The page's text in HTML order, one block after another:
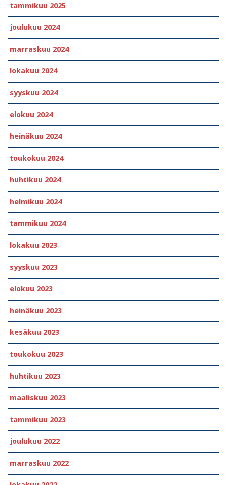
tammikuu 2025
joulukuu 2024
marraskuu 2024
lokakuu 2024
syyskuu 2024
elokuu 2024
heinäkuu 2024
toukokuu 2024
huhtikuu 2024
helmikuu 2024
tammikuu 2024
lokakuu 2023
syyskuu 2023
elokuu 2023
heinäkuu 2023
kesäkuu 2023
toukokuu 2023
huhtikuu 2023
maaliskuu 2023
tammikuu 2023
joulukuu 2022
marraskuu 2022